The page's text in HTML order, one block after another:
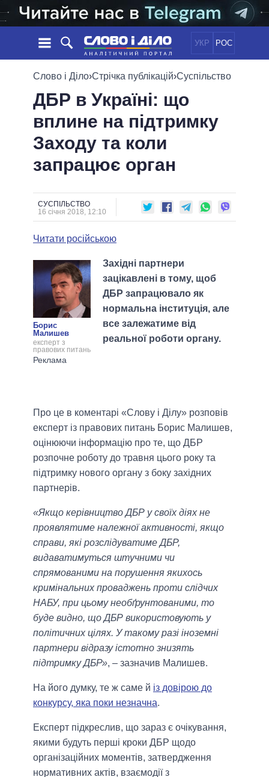
УКР РОС
НОВИНИ
СТРІЧКА
ПОДІЇ
СТАТТІ
ДУМКИ
ОГЛЯДИ
ДАЙДЖЕСТИ
ПОЛІТИКА
ЕКОНОМІКА
СУСПІЛЬСТВО
ОБIЦЯНКИ
ПОЛIТИКИ
УСІ ПОЛІТИКИ
ПРЕЗИДЕНТ І ОФІС
ВЕРХОВНА РАДА
КАБІНЕТ МІНІСТРІВ
МЕРИ МІСТ
ВСІ ПЕРСОНИ
ПІДТРИМАТИ
ПОРІВНЯННЯ ПОЛІТИКІВ
Слово і Діло›Стрічка публікацій›Суспільство
ДБР в Україні: що
вплине на підтримку
Заходу та коли
запрацює орган
СУСПІЛЬСТВО
16 січня 2018, 12:10
Читати російською
Борис
Малишев
експерт з
правових питань
Західні партнери
зацікавлені в тому, щоб
ДБР запрацювало як
нормальна інституція, але
все залежатиме від
реальної роботи органу.
Про це в коментарі «Слову і Ділу» розповів
експерт із правових питань Борис Малишев,
оцінюючи інформацію про те, що ДБР
розпочне роботу до травня цього року та
підтримку нового органу з боку західних
партнерів.
«Якщо керівництво ДБР у своїх діях не
проявлятиме належної активності, якщо
справи, які розслідуватиме ДБР,
видаватимуться штучними чи
спрямованими на порушення якихось
кримінальних проваджень проти слідчих
НАБУ, при цьому необґрунтованими, то
буде видно, що ДБР використовують у
політичних цілях. У такому разі іноземні
партнери відразу істотно знизять
підтримку ДБР», – зазначив Малишев.
На його думку, те ж саме й із довірою до
конкурсу, яка поки незначна.
Експерт підкреслив, що зараз є очікування,
якими будуть перші кроки ДБР щодо
організаційних моментів, затвердження
нормативних актів, взаємодії з